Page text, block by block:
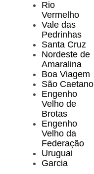
Rio
Vermelho
Vale das
Pedrinhas
Santa Cruz
Nordeste de
Amaralina
Boa Viagem
São Caetano
Engenho
Velho de
Brotas
Engenho
Velho da
Federação
Uruguai
Garcia